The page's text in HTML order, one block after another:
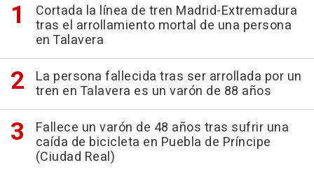
Cortada la línea de tren Madrid-Extremadura
tras el arrollamiento mortal de una persona
en Talavera
La persona fallecida tras ser arrollada por un
tren en Talavera es un varón de 88 años
Fallece un varón de 48 años tras sufrir una
caída de bicicleta en Puebla de Príncipe
(Ciudad Real)